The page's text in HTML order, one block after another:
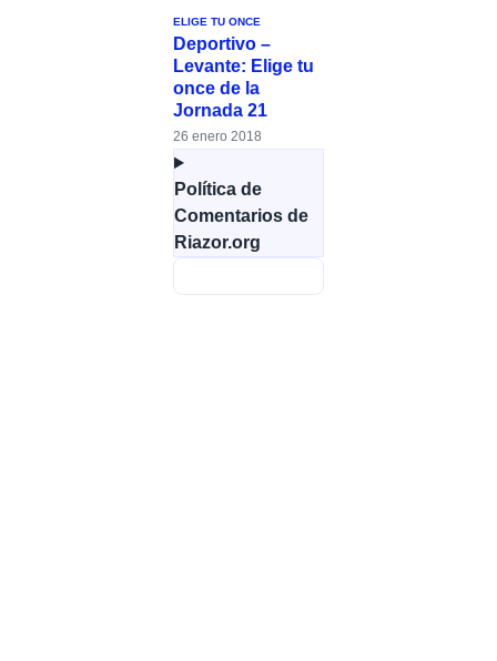
ELIGE TU ONCE
Deportivo –
Levante: Elige tu
once de la
Jornada 21
26 enero 2018
Política de
Comentarios de
Riazor.org